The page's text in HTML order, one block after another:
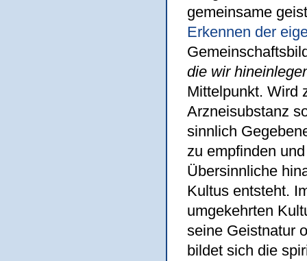
gemeinsame
Erkennen der
die wir
Mittelpunkt. Wird
Arzneisubstanz
sinnlich
zu empfinden
Übersinnliche
Kultus entsteht.
umgekehrten
seine Geistnatur
bildet sich die